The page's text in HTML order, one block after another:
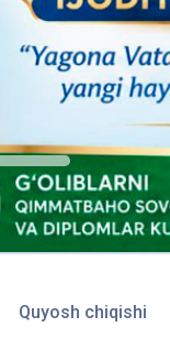
Quyosh chiqishi